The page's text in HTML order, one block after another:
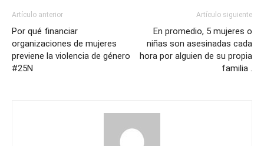
Artículo anterior
Por qué financiar
organizaciones de mujeres
previene la violencia de género
#25N
Artículo siguiente
En promedio, 5 mujeres o
niñas son asesinadas cada
hora por alguien de su propia
familia .